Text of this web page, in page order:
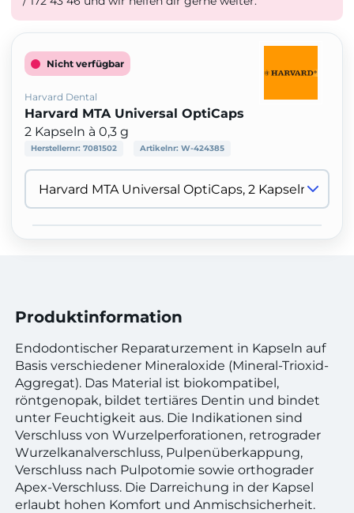
Nicht verfügbar
Harvard Dental
Harvard MTA Universal OptiCaps
2 Kapseln à 0,3 g
Herstellernr: 7081502 Artikelnr: W-424385
Produktinformation
Endodontischer Reparaturzement in Kapseln auf
Basis verschiedener Mineraloxide (Mineral-Trioxid-
Aggregat). Das Material ist biokompatibel,
röntgenopak, bildet tertiäres Dentin und bindet
unter Feuchtigkeit aus. Die Indikationen sind
Verschluss von Wurzelperforationen, retrograder
Wurzelkanalverschluss, Pulpenüberkappung,
Verschluss nach Pulpotomie sowie orthograder
Apex-Verschluss. Die Darreichung in der Kapsel
erlaubt hohen Komfort und Anmischsicherheit.